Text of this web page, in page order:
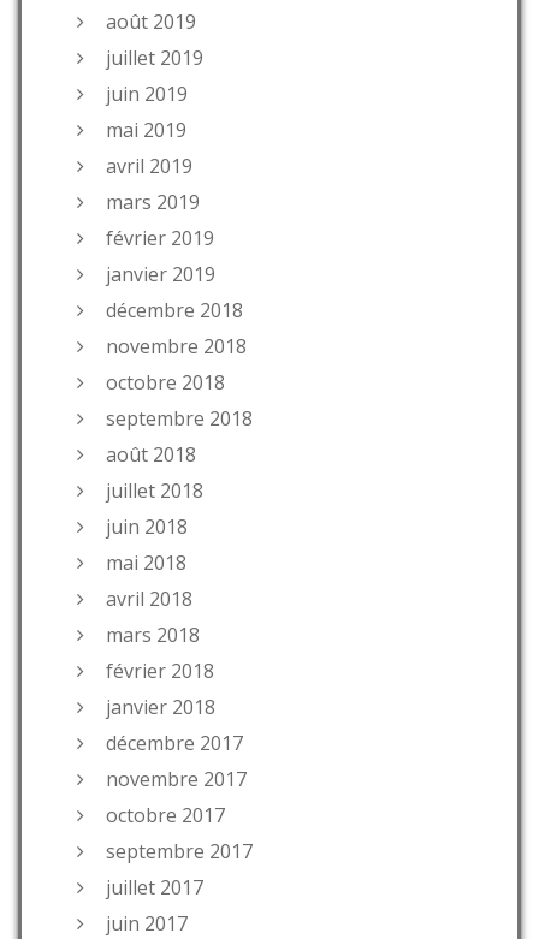
août 2019
juillet 2019
juin 2019
mai 2019
avril 2019
mars 2019
février 2019
janvier 2019
décembre 2018
novembre 2018
octobre 2018
septembre 2018
août 2018
juillet 2018
juin 2018
mai 2018
avril 2018
mars 2018
février 2018
janvier 2018
décembre 2017
novembre 2017
octobre 2017
septembre 2017
juillet 2017
juin 2017